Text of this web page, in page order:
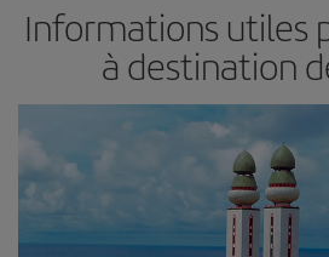
Informations utiles
à destination